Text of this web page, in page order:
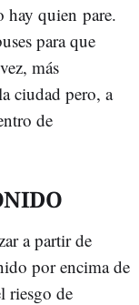
hay quien pare.
para que
más
ciudad pero, a
de
a partir de
por encima de
riesgo de